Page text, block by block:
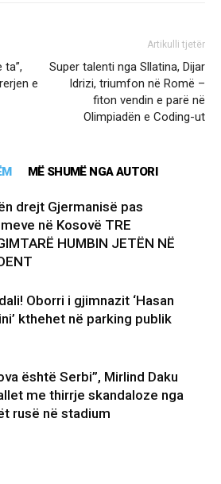
ta”,
e
Artikulli tjetër
Super talenti nga Sllatina, Dijar
Idrizi, triumfon në Romë –
fiton vendin e parë në
Olimpiadën e Coding-ut
MË SHUMË NGA AUTORI
drejt Gjermanisë pas
në Kosovë TRE
HUMBIN JETËN NË
Oborri i gjimnazit ‘Hasan
kthehet në parking publik
është Serbi”, Mirlind Daku
me thirrje skandaloze nga
rusë në stadium